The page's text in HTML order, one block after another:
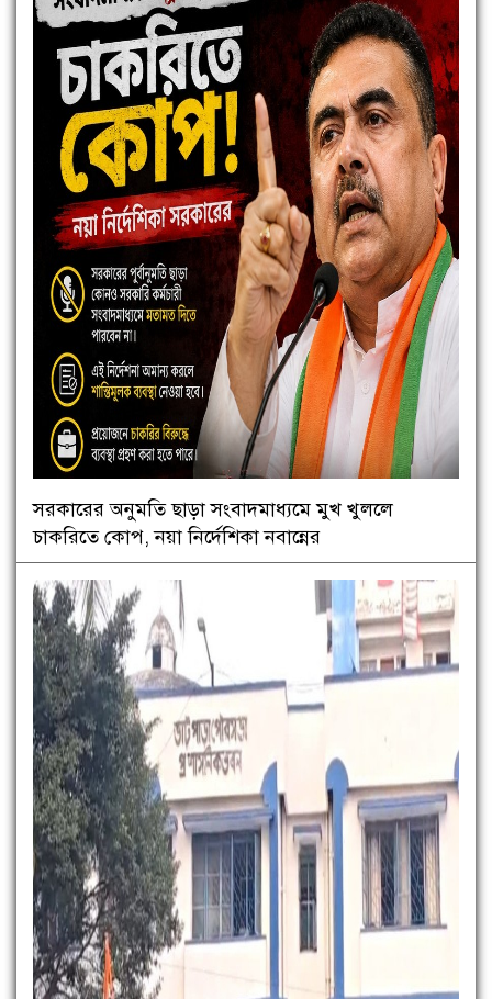
সরকারের অনুমতি ছাড়া সংবাদমাধ্যমে মুখ খুললে
চাকরিতে কোপ, নয়া নির্দেশিকা নবান্নের